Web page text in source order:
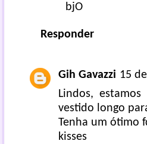
bjO
Responder
Gih Gavazzi 15
Lindos,
vestido longo
Tenha um ótimo
kisses